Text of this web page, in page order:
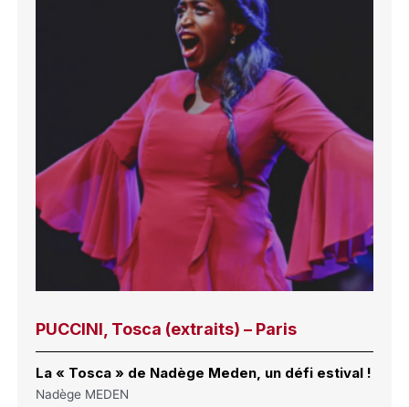
PUCCINI, Tosca (extraits) – Paris
La « Tosca » de Nadège Meden, un défi estival !
Nadège MEDEN